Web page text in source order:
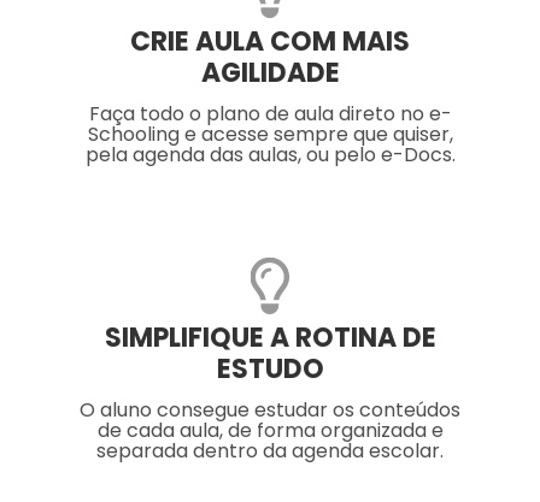
CRIE AULA COM MAIS
AGILIDADE
Faça todo o plano de aula direto no e-
Schooling e acesse sempre que quiser,
pela agenda das aulas, ou pelo e-Docs.
SIMPLIFIQUE A ROTINA DE
ESTUDO
O aluno consegue estudar os conteúdos
de cada aula, de forma organizada e
separada dentro da agenda escolar.